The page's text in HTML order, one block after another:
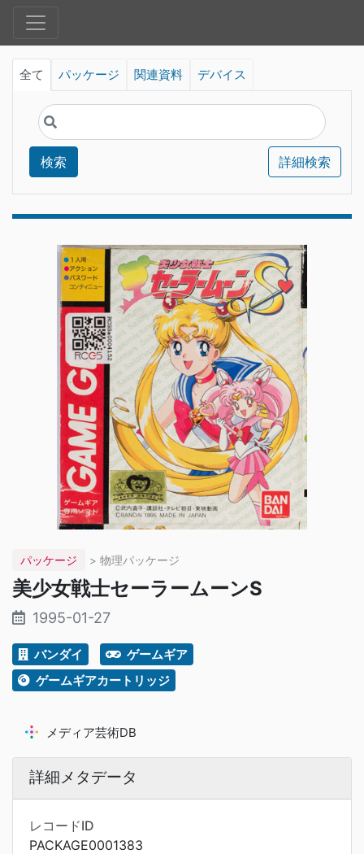
全て パッケージ 関連資料 デバイス
検索 詳細検索
パッケージ > 物理パッケージ
美少女戦士セーラームーンS
1995-01-27
バンダイ
ゲームギア
ゲームギアカートリッジ
メディア芸術DB
詳細メタデータ
レコードID
PACKAGE0001383